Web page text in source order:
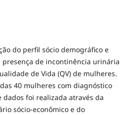
do perfil sócio demográfico e
presença de incontinência urinária
de Vida (QV) de mulheres.
40 mulheres com diagnóstico
dados foi realizada através da
sócio-econômico e do